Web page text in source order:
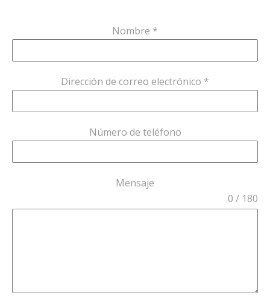
Nombre *
Dirección de correo electrónico *
Número de teléfono
Mensaje
0 / 180